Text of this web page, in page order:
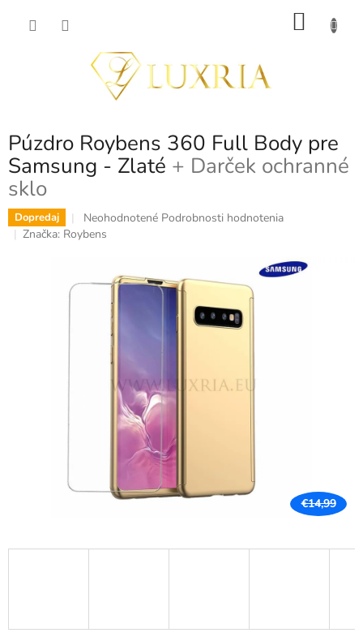
Púzdro Roybens 360 Full Body pre
Samsung - Zlaté + Darček ochranné
sklo
Dopredaj
Priemerné
hodnotenie
0,0
hviezdičiek.
Neohodnotené Podrobnosti hodnotenia
Značka: Roybens
€14,99